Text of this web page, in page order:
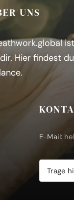
UNS
Hier findest
E-Mail: